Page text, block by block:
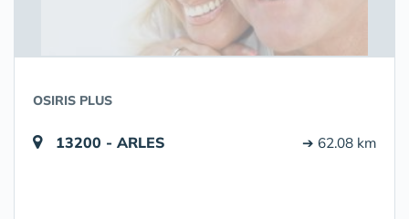
OSIRIS PLUS
13200 - ARLES ➔ 62.08 km